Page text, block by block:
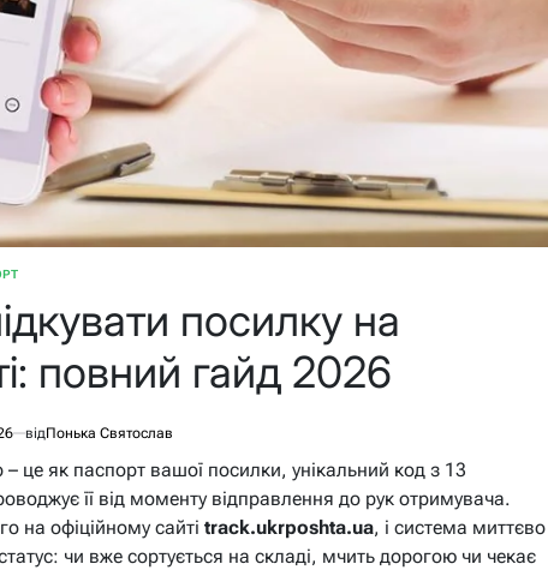
посилку на
повний гайд 2026
відПонька Святослав
це як паспорт вашої посилки, унікальний код з 13
її від моменту відправлення до рук отримувача.
на офіційному сайті track.ukrposhta.ua, і система миттєво
чи вже сортується на складі, мчить дорогою чи чекає